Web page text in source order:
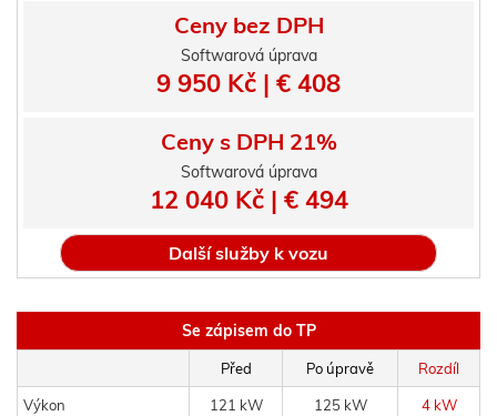
Ceny bez DPH
Softwarová úprava
9 950 Kč | € 408
Ceny s DPH 21%
Softwarová úprava
12 040 Kč | € 494
Další služby k vozu
Se zápisem do TP
Před Po úpravě Rozdíl
Výkon 121 kW 125 kW 4 kW